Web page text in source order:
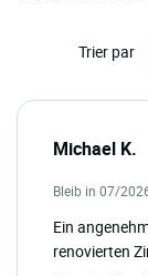
Trier par
Michael K.
Bleib in 07/
Ein
renovierten